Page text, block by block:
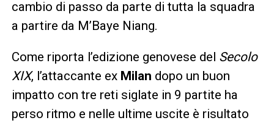
cambio di passo da parte di tutta la squadra
a partire da M’Baye Niang.
Come riporta l’edizione genovese del Secolo
XIX, l’attaccante ex Milan dopo un buon
impatto con tre reti siglate in 9 partite ha
perso ritmo e nelle ultime uscite è risultato